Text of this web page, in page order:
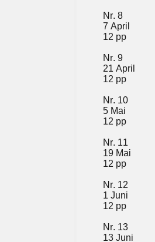
Nr. 8
7 April
12 pp
Nr. 9
21 April
12 pp
Nr. 10
5 Mai
12 pp
Nr. 11
19 Mai
12 pp
Nr. 12
1 Juni
12 pp
Nr. 13
13 Juni